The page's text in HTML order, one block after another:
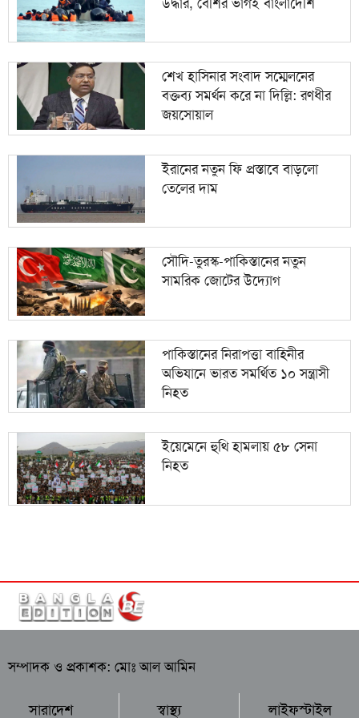
শেখ হাসিনার সংবাদ সম্মেলনের
বক্তব্য সমর্থন করে না দিল্লি: রণধীর
জয়সোয়াল
ইরানের নতুন ফি প্রস্তাবে বাড়লো
তেলের দাম
সৌদি-তুরস্ক-পাকিস্তানের নতুন
সামরিক জোটের উদ্যোগ
পাকিস্তানের নিরাপত্তা বাহিনীর
অভিযানে ভারত সমর্থিত ১০ সন্ত্রাসী
নিহত
ইয়েমেনে হুথি হামলায় ৫৮ সেনা
নিহত
সম্পাদক ও প্রকাশক: মোঃ আল আমিন
সারাদেশ স্বাস্থ্য লাইফস্টাইল